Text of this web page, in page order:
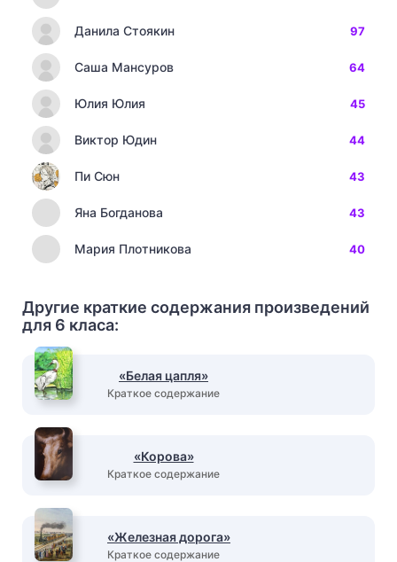
Данила Стоякин 97
Саша Мансуров 64
Юлия Юлия 45
Виктор Юдин 44
Пи Сюн 43
Яна Богданова 43
Мария Плотникова 40
Другие краткие содержания произведений
для 6 класа:
«Белая цапля»
Краткое содержание
«Корова»
Краткое содержание
«Железная дорога»
Краткое содержание